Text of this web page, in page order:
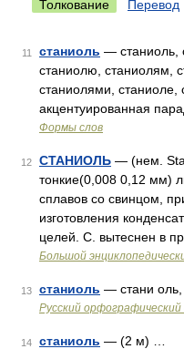
Толкование Перевод
11 станиоль — станиоль,
станиолю, станиолям,
станиолями, станиоле,
акцентуированная
Формы слов
12 СТАНИОЛЬ — (нем.
тонкие(0,008 0,12 мм)
сплавов со свинцом,
изготовления
целей. С. вытеснен в
Большой
13 станиоль — стани оль,
Русский орфографический
14 станиоль — (2 м) …